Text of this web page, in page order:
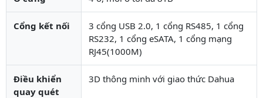
Cổng kết nối
3 cổng USB 2.0, 1 cổng RS485, 1 cổng
RS232, 1 cổng eSATA, 1 cổng mạng
RJ45(1000M)
Điều khiển
quay quét
3D thông minh với giao thức Dahua